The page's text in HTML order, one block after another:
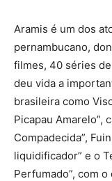
Aramis é um dos
pernambucano,
filmes, 40 séries
deu vida a
brasileira como
Picapau Amarelo”,
Compadecida”,
liquidificador” e o
Perfumado”, com